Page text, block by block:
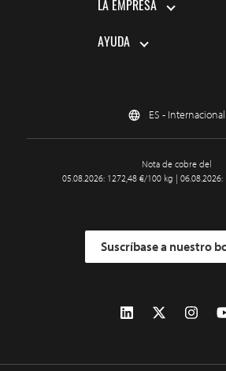
LA EMPRESA
AYUDA
ES - Internacional
Nota de cobre del
05.08.2026: 1272,48 €/100 kg |
Suscríbase a nuestro